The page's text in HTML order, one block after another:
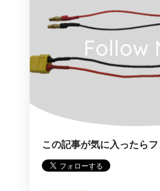
Follow
この記事が気に入ったら